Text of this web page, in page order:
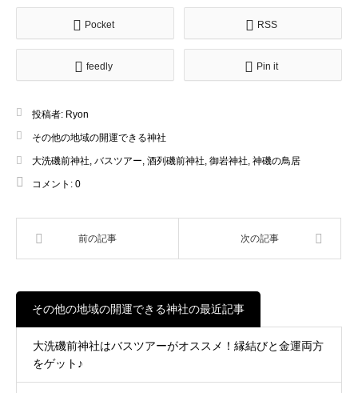
Pocket RSS
feedly Pin it
投稿者: Ryon
その他の地域の開運できる神社
大洗磯前神社 バスツアー 酒列磯前神社 御岩神社 神磯の鳥居
コメント: 0
前の記事 次の記事
その他の地域の開運できる神社の最近記事
大洗磯前神社はバスツアーがオススメ！縁結びと金運両方
をゲット♪